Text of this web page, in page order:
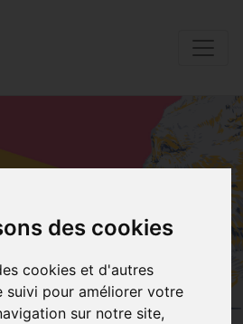
des cookies
cookies et d'autres
suivi pour améliorer votre
sur notre site,
UN DE